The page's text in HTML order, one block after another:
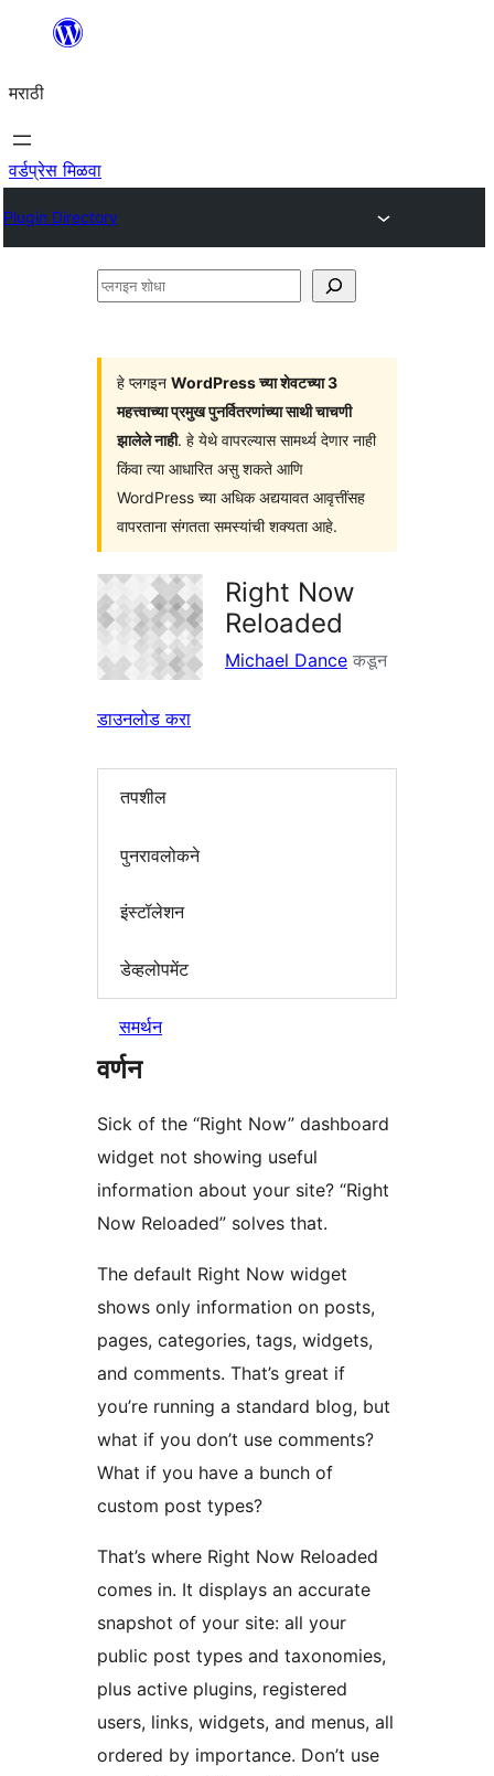
सामुग्रीवर
मराठी
वर्डप्रेस मिळवा
Plugin Directory
प्लगइन
हे प्लगइन WordPress च्या शेवटच्या 3
महत्त्वाच्या प्रमुख पुनर्वितरणांच्या साथी चाचणी
झालेले नाही. हे येथे वापरल्यास सामर्थ्य देणार नाही
किंवा त्या आधारित असु शकते आणि
WordPress च्या अधिक अद्ययावत आवृत्तींसह
वापरताना संगतता समस्यांची शक्यता आहे.
Right Now
Reloaded
Michael Dance कडून
डाउनलोड करा
तपशील
पुनरावलोकने
इंस्टॉलेशन
डेव्हलोपमेंट
समर्थन
वर्णन
Sick of the “Right Now” dashboard
widget not showing useful
information about your site? “Right
Now Reloaded” solves that.
The default Right Now widget
shows only information on posts,
pages, categories, tags, widgets,
and comments. That’s great if
you’re running a standard blog, but
what if you don’t use comments?
What if you have a bunch of
custom post types?
That’s where Right Now Reloaded
comes in. It displays an accurate
snapshot of your site: all your
public post types and taxonomies,
plus active plugins, registered
users, links, widgets, and menus, all
ordered by importance. Don’t use